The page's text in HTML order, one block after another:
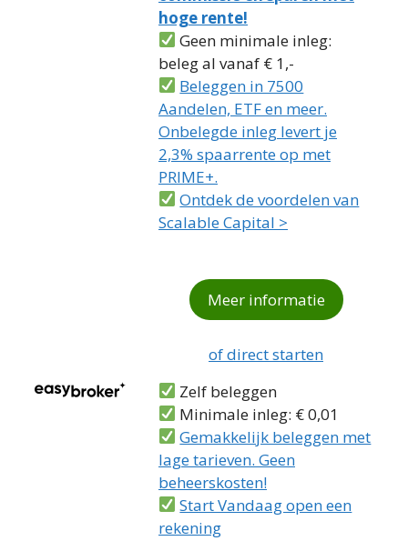
hoge rente!
Geen minimale inleg:
beleg al vanaf € 1,-
Beleggen in 7500
Aandelen, ETF en meer.
Onbelegde inleg levert je
2,3% spaarrente op met
PRIME+.
Ontdek de voordelen van
Scalable Capital >
Meer informatie
of direct starten
Zelf beleggen
Minimale inleg: € 0,01
Gemakkelijk beleggen met
lage tarieven. Geen
beheerskosten!
Start Vandaag open een
rekening